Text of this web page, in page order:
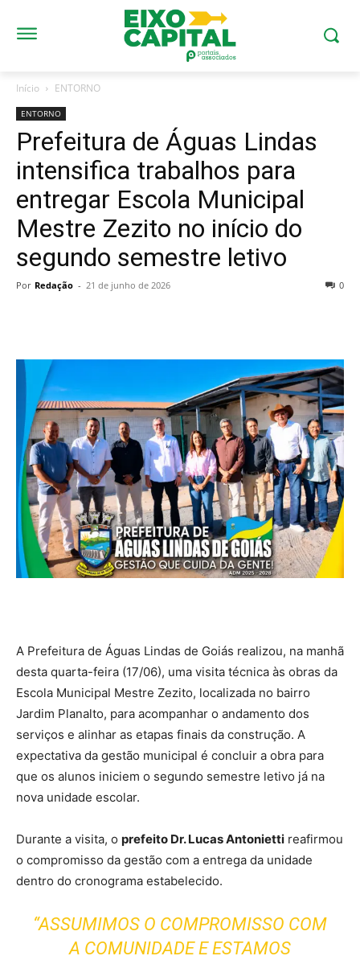
Início ENTORNO
ENTORNO
Prefeitura de Águas Lindas
intensifica trabalhos para
entregar Escola Municipal
Mestre Zezito no início do
segundo semestre letivo
Por Redação - 21 de junho de 2026 0
A Prefeitura de Águas Lindas de Goiás realizou, na manhã
desta quarta-feira (17/06), uma visita técnica às obras da
Escola Municipal Mestre Zezito, localizada no bairro
Jardim Planalto, para acompanhar o andamento dos
serviços e alinhar as etapas finais da construção. A
expectativa da gestão municipal é concluir a obra para
que os alunos iniciem o segundo semestre letivo já na
nova unidade escolar.
Durante a visita, o prefeito Dr. Lucas Antonietti reafirmou
o compromisso da gestão com a entrega da unidade
dentro do cronograma estabelecido.
“ASSUMIMOS O COMPROMISSO COM
A COMUNIDADE E ESTAMOS